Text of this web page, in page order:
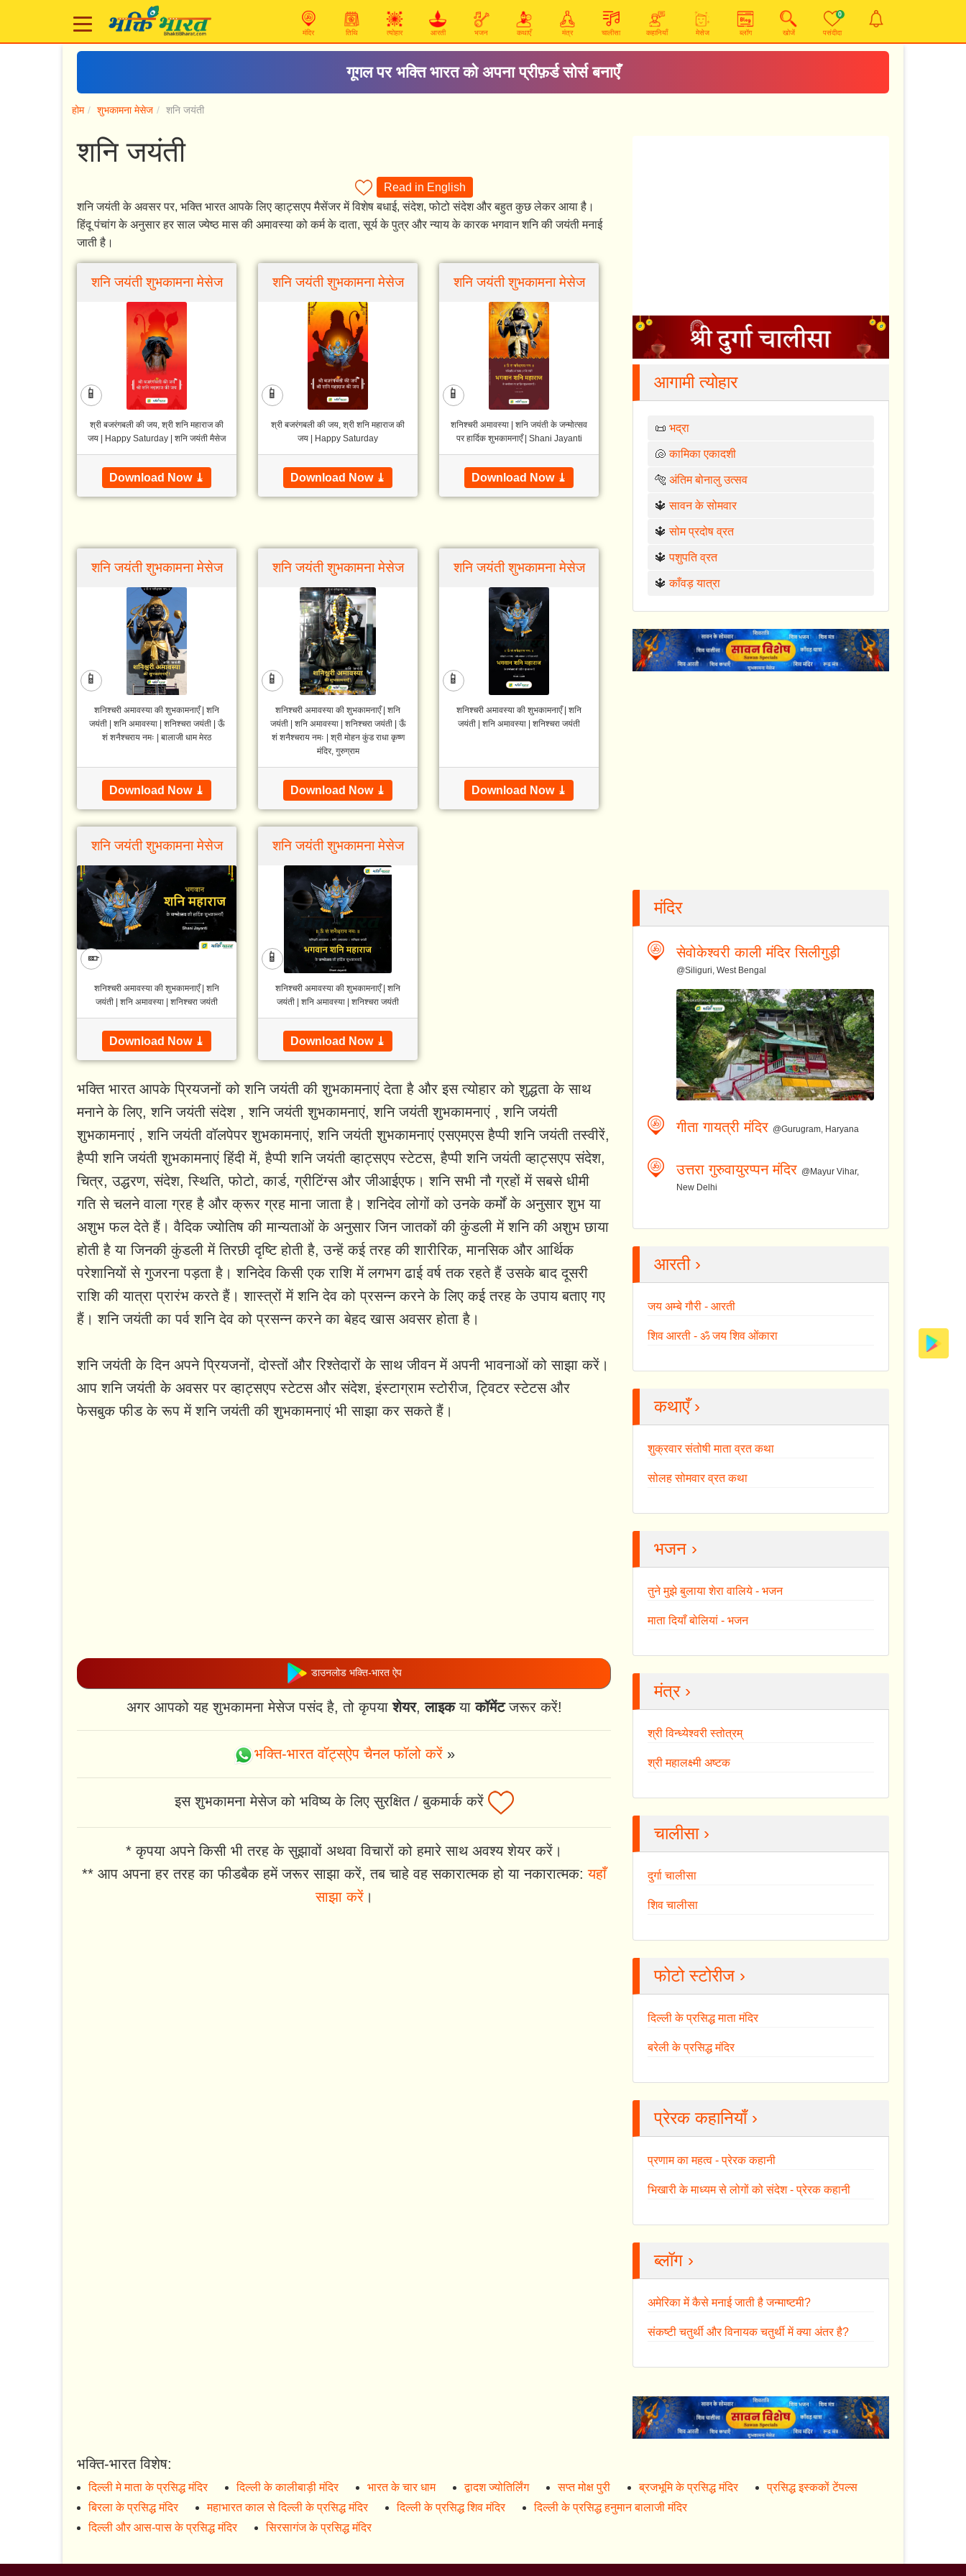
मंदिर तिथि त्योहार आरती भजन कथाएँ मंत्र चालीसा कहानियाँ मेसेज ब्लॉग खोजें
0
पसंदीदा
गूगल पर भक्ति भारत को अपना प्रीफ़र्ड सोर्स बनाएँ
होम शुभकामना मेसेज शनि जयंती
शनि जयंती
Read in English
शनि जयंती के अवसर पर, भक्ति भारत आपके लिए व्हाट्सएप मैसेंजर में विशेष बधाई, संदेश, फोटो संदेश और बहुत कुछ लेकर आया है।
हिंदू पंचांग के अनुसार हर साल ज्येष्ठ मास की अमावस्या को कर्म के दाता, सूर्य के पुत्र और न्याय के कारक भगवान शनि की जयंती मनाई
जाती है।
शनि जयंती शुभकामना मेसेज
📱
श्री बजरंगबली की जय, श्री शनि महाराज की
जय | Happy Saturday | शनि जयंती मैसेज
Download Now ⤓
शनि जयंती शुभकामना मेसेज
📱
श्री बजरंगबली की जय, श्री शनि महाराज की
जय | Happy Saturday
Download Now ⤓
शनि जयंती शुभकामना मेसेज
📱
शनिश्चरी अमावस्या | शनि जयंती के जन्मोत्सव
पर हार्दिक शुभकामनाएँ | Shani Jayanti
Download Now ⤓
शनि जयंती शुभकामना मेसेज
📱
शनिश्चरी अमावस्‍या की शुभकामनाएँ | शनि
जयंती | शनि अमावस्या | शनिश्चरा जयंती | ऊँ
शं शनैश्चराय नमः | बालाजी धाम मेरठ
Download Now ⤓
शनि जयंती शुभकामना मेसेज
📱
शनिश्चरी अमावस्‍या की शुभकामनाएँ | शनि
जयंती | शनि अमावस्या | शनिश्चरा जयंती | ऊँ
शं शनैश्चराय नमः | श्री मोहन कुंड राधा कृष्ण
मंदिर, गुरुग्राम
Download Now ⤓
शनि जयंती शुभकामना मेसेज
📱
शनिश्चरी अमावस्‍या की शुभकामनाएँ | शनि
जयंती | शनि अमावस्या | शनिश्चरा जयंती
Download Now ⤓
शनि जयंती शुभकामना मेसेज
📱
शनिश्चरी अमावस्‍या की शुभकामनाएँ | शनि
जयंती | शनि अमावस्या | शनिश्चरा जयंती
Download Now ⤓
शनि जयंती शुभकामना मेसेज
📱
शनिश्चरी अमावस्‍या की शुभकामनाएँ | शनि
जयंती | शनि अमावस्या | शनिश्चरा जयंती
Download Now ⤓
भक्ति भारत आपके प्रियजनों को शनि जयंती की शुभकामनाएं देता है और इस त्योहार को शुद्धता के साथ
मनाने के लिए, शनि जयंती संदेश , शनि जयंती शुभकामनाएं, शनि जयंती शुभकामनाएं , शनि जयंती
शुभकामनाएं , शनि जयंती वॉलपेपर शुभकामनाएं, शनि जयंती शुभकामनाएं एसएमएस हैप्पी शनि जयंती तस्वीरें,
हैप्पी शनि जयंती शुभकामनाएं हिंदी में, हैप्पी शनि जयंती व्हाट्सएप स्टेटस, हैप्पी शनि जयंती व्हाट्सएप संदेश,
चित्र, उद्धरण, संदेश, स्थिति, फोटो, कार्ड, ग्रीटिंग्स और जीआईएफ। शनि सभी नौ ग्रहों में सबसे धीमी
गति से चलने वाला ग्रह है और क्रूर ग्रह माना जाता है। शनिदेव लोगों को उनके कर्मों के अनुसार शुभ या
अशुभ फल देते हैं। वैदिक ज्योतिष की मान्यताओं के अनुसार जिन जातकों की कुंडली में शनि की अशुभ छाया
होती है या जिनकी कुंडली में तिरछी दृष्टि होती है, उन्हें कई तरह की शारीरिक, मानसिक और आर्थिक
परेशानियों से गुजरना पड़ता है। शनिदेव किसी एक राशि में लगभग ढाई वर्ष तक रहते हैं उसके बाद दूसरी
राशि की यात्रा प्रारंभ करते हैं। शास्त्रों में शनि देव को प्रसन्न करने के लिए कई तरह के उपाय बताए गए
हैं। शनि जयंती का पर्व शनि देव को प्रसन्न करने का बेहद खास अवसर होता है।
शनि जयंती के दिन अपने प्रियजनों, दोस्तों और रिश्तेदारों के साथ जीवन में अपनी भावनाओं को साझा करें।
आप शनि जयंती के अवसर पर व्हाट्सएप स्टेटस और संदेश, इंस्टाग्राम स्टोरीज, ट्विटर स्टेटस और
फेसबुक फीड के रूप में शनि जयंती की शुभकामनाएं भी साझा कर सकते हैं।
डाउनलोड भक्ति-भारत ऐप
अगर आपको यह शुभकामना मेसेज पसंद है, तो कृपयाशेयर,लाइकयाकॉमेंटजरूर करें!
भक्ति-भारत वॉट्स्ऐप चैनल फॉलो करें »
इस शुभकामना मेसेज को भविष्य के लिए सुरक्षित / बुकमार्क करें
* कृपया अपने किसी भी तरह के सुझावों अथवा विचारों को हमारे साथ अवश्य शेयर करें।
** आप अपना हर तरह का फीडबैक हमें जरूर साझा करें, तब चाहे वह सकारात्मक हो या नकारात्मक:यहाँ
साझा करें।
आगामी त्योहार
📜भद्रा
🐚कामिका एकादशी
🐅अंतिम बोनालु उत्सव
🔱सावन के सोमवार
🔱सोम प्रदोष व्रत
🔱पशुपति व्रत
🔱काँवड़ यात्रा
मंदिर
सेवोकेश्वरी काली मंदिर सिलीगुड़ी
@Siliguri, West Bengal
गीता गायत्री मंदिर @Gurugram, Haryana
उत्तरा गुरुवायुरप्पन मंदिर @Mayur Vihar,
New Delhi
आरती ›
जय अम्बे गौरी - आरती
शिव आरती - ॐ जय शिव ओंकारा
कथाएँ ›
शुक्रवार संतोषी माता व्रत कथा
सोलह सोमवार व्रत कथा
भजन ›
तुने मुझे बुलाया शेरा वालिये - भजन
माता दियाँ बोलियां - भजन
मंत्र ›
श्री विन्ध्येश्वरी स्तोत्रम्
श्री महालक्ष्मी अष्टक
चालीसा ›
दुर्गा चालीसा
शिव चालीसा
फोटो स्टोरीज ›
दिल्ली के प्रसिद्ध माता मंदिर
बरेली के प्रसिद्ध मंदिर
प्रेरक कहानियाँ ›
प्रणाम का महत्व - प्रेरक कहानी
भिखारी के माध्यम से लोगों को संदेश - प्रेरक कहानी
ब्लॉग ›
अमेरिका में कैसे मनाई जाती है जन्माष्टमी?
संकष्टी चतुर्थी और विनायक चतुर्थी में क्या अंतर है?
भक्ति-भारत विशेष:
दिल्ली मे माता के प्रसिद्ध मंदिर दिल्ली के कालीबाड़ी मंदिर भारत के चार धाम द्वादश ज्योतिर्लिंग सप्त मोक्ष पुरी ब्रजभूमि के प्रसिद्ध मंदिर
प्रसिद्ध इस्ककों टेंपल्स
बिरला के प्रसिद्ध मंदिर
महाभारत काल से दिल्ली के प्रसिद्ध मंदिर दिल्ली के प्रसिद्ध शिव मंदिर
दिल्ली के प्रसिद्ध हनुमान बालाजी मंदिर
दिल्ली और आस-पास के प्रसिद्ध मंदिर
सिरसागंज के प्रसिद्ध मंदिर